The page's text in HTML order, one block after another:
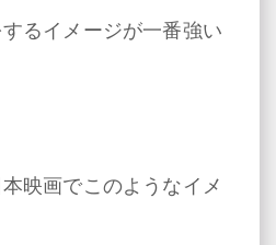
るイメージが一番強い
映画でこのようなイメ